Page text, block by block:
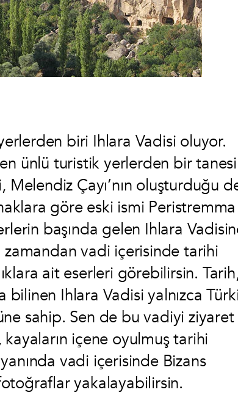
biri Ihlara Vadisi oluyor.
ünlü turistik yerlerden bir
Çayı’nın oluşturduğu
göre eski ismi Peristremma
in başında gelen Ihlara
zamandan vadi içerisinde tarihi
ait eserleri görebilirsin.
Ihlara Vadisi yalnızca
sahip. Sen de bu vadiyi ziyaret
içene oyulmuş tarihi
vadi içerisinde Bizans
yakalayabilirsin.